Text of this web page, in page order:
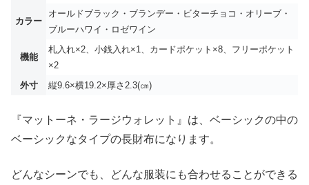
カラー
オールドブラック・ブランデー・ビターチョコ・オリーブ・
ブルーハワイ・ロゼワイン
機能
札入れ×2、小銭入れ×1、カードポケット×8、フリーポケット
×2
外寸
縦9.6×横19.2×厚さ2.3(㎝)
『マットーネ・ラージウォレット』は、ベーシックの中の
ベーシックなタイプの長財布になります。
どんなシーンでも、どんな服装にも合わせることができる